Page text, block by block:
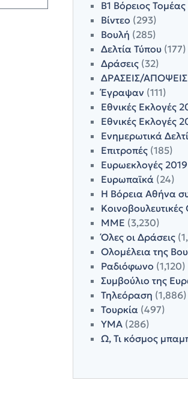
Β1 Βόρειος Τομέας
Βίντεο (293)
Βουλή (285)
Δελτία Τύπου(177)
Δράσεις(32)
ΔΡΑΣΕΙΣ/ΑΠΟΨΕΙΣ
Έγραψαν (111)
Εθνικές Εκλογές
Εθνικές Εκλογές
Ενημερωτικά
Επιτροπές(185)
Ευρωεκλογές 2019
Ευρωπαϊκά(24)
Η Βόρεια Αθήνα
ΜΜΕ (3,230)
Όλες οι Δράσεις
Ολομέλεια της
Ραδιόφωνο (1,120)
Συμβούλιο της
Τηλεόραση (1,886)
Τουρκία(497)
ΥΜΑ(286)
Ω, Τι κόσμος